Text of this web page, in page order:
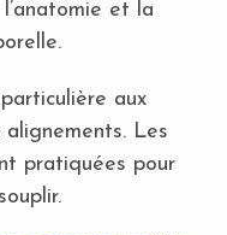
et la
aux
Les
pratiquées pour